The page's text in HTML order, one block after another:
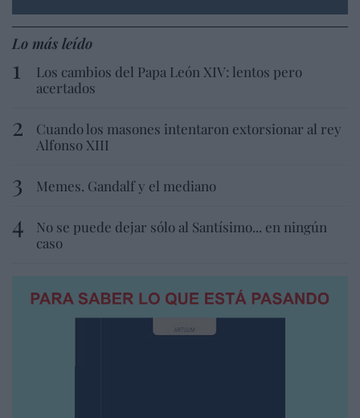
Lo más leído
Los cambios del Papa León XIV: lentos pero
acertados
Cuando los masones intentaron extorsionar al rey
Alfonso XIII
Memes. Gandalf y el mediano
No se puede dejar sólo al Santísimo... en ningún
caso